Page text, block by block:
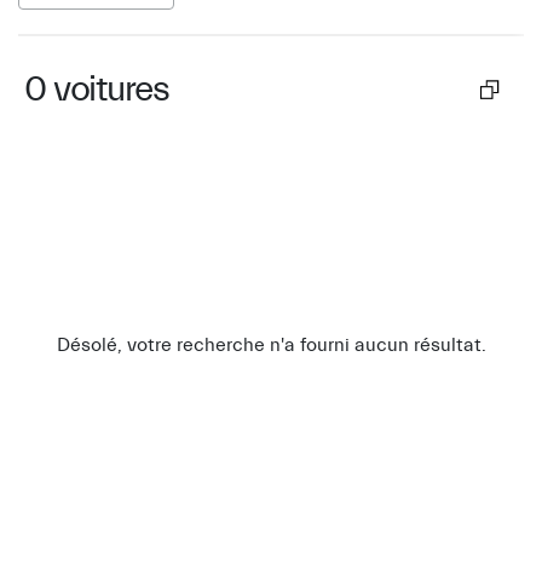
0voitures
Désolé, votre recherche n'a fourni aucun résultat.